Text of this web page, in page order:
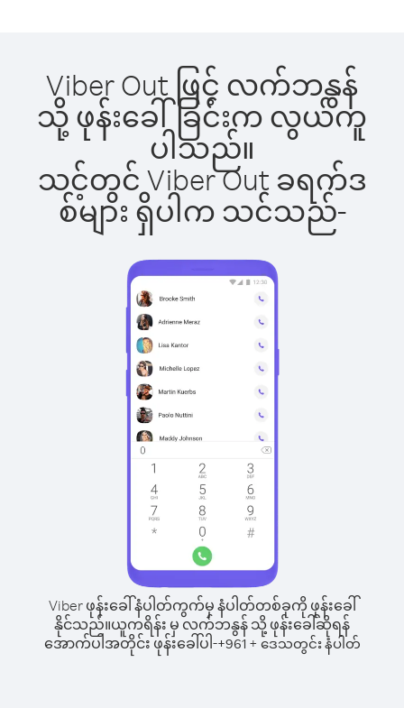
Viber Out ဖြင့် လက်ဘနွန်
သို့ ဖုန်းခေါ်ခြင်းက လွယ်ကူ
ပါသည်။
သင့်တွင် Viber Out ခရက်ဒ
စ်များ ရှိပါက သင်သည်-
Viber ဖုန်းခေါ်နံပါတ်ကွက်မှ နံပါတ်တစ်ခုကို ဖုန်းခေါ်
နိုင်သည်။ယူကရိန်း မှ လက်ဘနွန် သို့ ဖုန်းခေါ်ဆိုရန်
အောက်ပါအတိုင်း ဖုန်းခေါ်ပါ-+961+ ဒေသတွင်း နံပါတ်